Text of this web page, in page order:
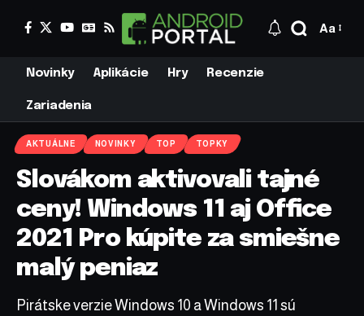
Aa
Novinky Aplikácie Hry Recenzie
Zariadenia
AKTUÁLNE NOVINKY TOP TOPKY
Slovákom aktivovali tajné
ceny! Windows 11 aj Office
2021 Pro kúpite za smiešne
malý peniaz
Pirátske verzie Windows 10 a Windows 11 sú